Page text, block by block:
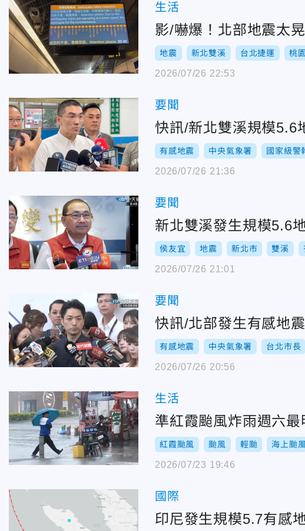
生活
影/嚇爆！北部地震太
地震 新北雙溪 台北捷運 桃
2026/07/26 22:53
要聞
快訊/新北雙溪規模
有感地震 中央氣象署 國家級警
2026/07/26 21:36
要聞
新北雙溪發生規模5.6
侯友宜 地震 新北市 雙溪
2026/07/26 21:01
要聞
快訊/北部發生有感地
有感地震 中央氣象署 台北市長
2026/07/26 20:56
生活
準紅霞颱風炸雨週六
紅霞颱風 颱風 輕颱 海上颱
2026/07/23 19:46
國際
印尼發生規模5.7有感